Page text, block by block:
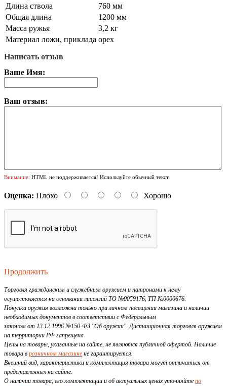
Длина ствола
760 мм
Общая длина
1200 мм
Масса ружья
3,2 кг
Материал ложи, приклада орех
Написать отзыв
Ваше Имя:
Ваш отзыв:
Внимание: HTML не поддерживается! Используйте обычный текст.
Оценка: Плохо Хорошо
Продолжить
Торговля гражданским и служебным оружием и патронами к нему
осуществляется на основании лицензий ТО №0059176, ТП №0000676.
Покупка оружия возможна только при личном посещении магазина и наличии
необходимых документов в соответствии с Федеральным
законом от 13.12.1996 №150-ФЗ "Об оружии". Дистанционная торговля оружием
на территории РФ запрещена.
Цены на товары, указанные на сайте, не являются публичной офертой. Наличие
товара в розничном магазине не гарантируется.
Внешний вид, характеристики и комплектация товара могут отличаться от
представленных на сайте.
О наличии товара, его комплектации и об актуальных ценах уточняйте по